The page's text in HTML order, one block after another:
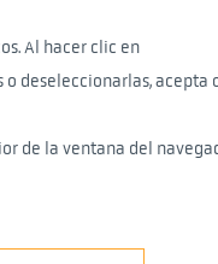
Al hacer clic en
deseleccionarlas, acepta
de la ventana del